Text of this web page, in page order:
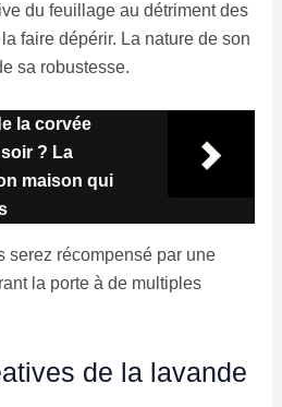
du feuillage au détriment des
faire dépérir. La nature de son
sa robustesse.
la corvée
? La
maison qui
serez récompensé par une
la porte à de multiples
de la lavande